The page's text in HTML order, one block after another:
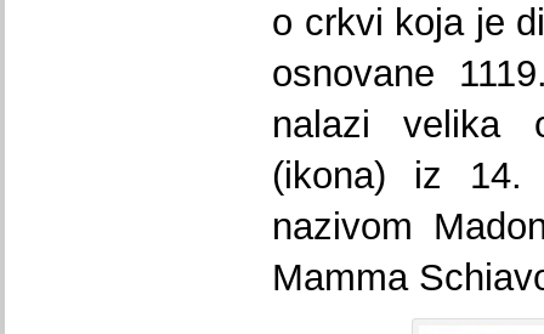
o crkvi koja je
osnovane
nalazi velika
(ikona) iz 14.
nazivom
Mamma